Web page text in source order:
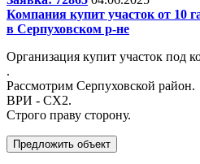
Компания купит участок от 10
в Серпуховском р-не
Организация купит участок под
.
Рассмотрим Серпуховской район.
ВРИ - СХ2.
Строго праву сторону.
Предложить объект